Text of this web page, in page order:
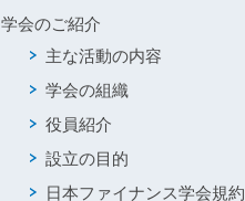
学会のご紹介
主な活動の内容
学会の組織
役員紹介
設立の目的
日本ファイナンス学会規約